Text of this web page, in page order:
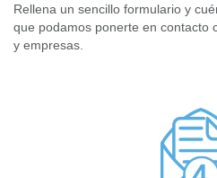
Rellena un sencillo formulario y
que podamos ponerte en contacto
y empresas.